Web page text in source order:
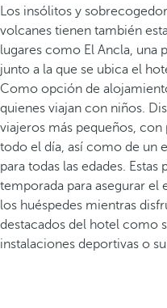
Los insólitos y
volcanes tienen también
lugares como El Ancla, una
junto a la que se ubica el
Como opción de
quienes viajan con niños.
viajeros más pequeños,
todo el día, así como de un
para todas las edades. Estas
temporada para asegurar
los huéspedes mientras
destacados del hotel como
instalaciones deportivas o